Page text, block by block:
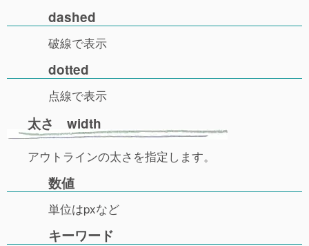
dashed
破線で表示
dotted
点線で表示
太さ width
アウトラインの太さを指定します。
数値
単位はpxなど
キーワード